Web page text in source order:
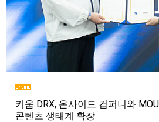
키움 DRX, 온사이드 컴퍼니와
콘텐츠 생태계 확장